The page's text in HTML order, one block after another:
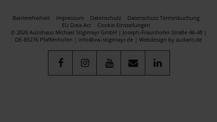
Barrierefreiheit Impressum Datenschutz
Datenschutz Terminbuchung
EU Data Act
Cookie Einstellungen
© 2026 Autohaus Michael Stiglmayr GmbH | Joseph-Fraunhofer-Straße 46-48 |
DE-85276 Pfaffenhofen | info@vw-stiglmayr.de | Webdesign by audaris.de